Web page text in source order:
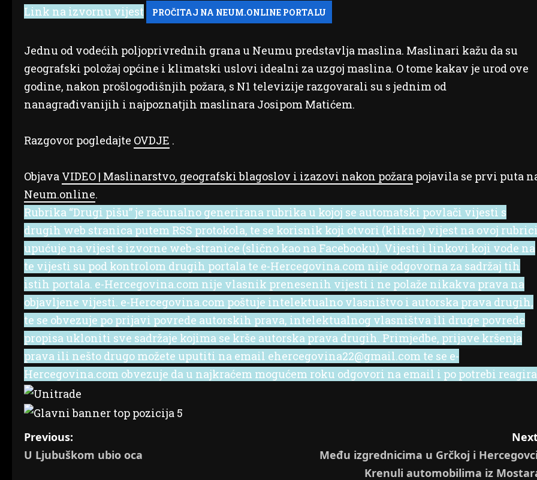
Link na izvornu vijest
Jednu od vodećih poljoprivrednih grana u Neumu predstavlja maslina. Maslinari kažu da su
geografski položaj općine i klimatski uslovi idealni za uzgoj maslina. O tome kakav je urod ove
godine, nakon prošlogodišnjih požara, s N1 televizije razgovarali su s jednim od
nanagrađivanijih i najpoznatjih maslinara Josipom Matićem.
Razgovor pogledajte OVDJE .
Objava VIDEO | Maslinarstvo, geografski blagoslov i izazovi nakon požara pojavila se prvi puta
Neum.online.
Rubrika “Drugi pišu” je računalno generirana rubrika u kojoj se automatski povlači vijesti s
drugih web stranica putem RSS protokola, te se korisnik koji otvori (klikne) vijest na ovoj rubrici
upućuje na vijest s izvorne web-stranice (slično kao na Facebooku). Vijesti i linkovi koji vode na
te vijesti su pod kontrolom drugih portala te e-Hercegovina.com nije odgovorna za sadržaj tih
istih portala. e-Hercegovina.com nije vlasnik prenesenih vijesti i ne polaže nikakva prava na
objavljene vijesti. e-Hercegovina.com poštuje intelektualno vlasništvo i autorska prava drugih,
te se obvezuje po prijavi povrede autorskih prava, intelektualnog vlasništva ili druge povrede
propisa ukloniti sve sadržaje kojima se krše autorska prava drugih. Primjedbe, prijave kršenja
prava ili nešto drugo možete uputiti na email ehercegovina22@gmail.com te se e-
Hercegovina.com obvezuje da u najkraćem mogućem roku odgovori na email i po potrebi
P
o
Previous:
U Ljubuškom ubio oca
Među izgrednicima u Grčkoj i
Krenuli automobilima iz